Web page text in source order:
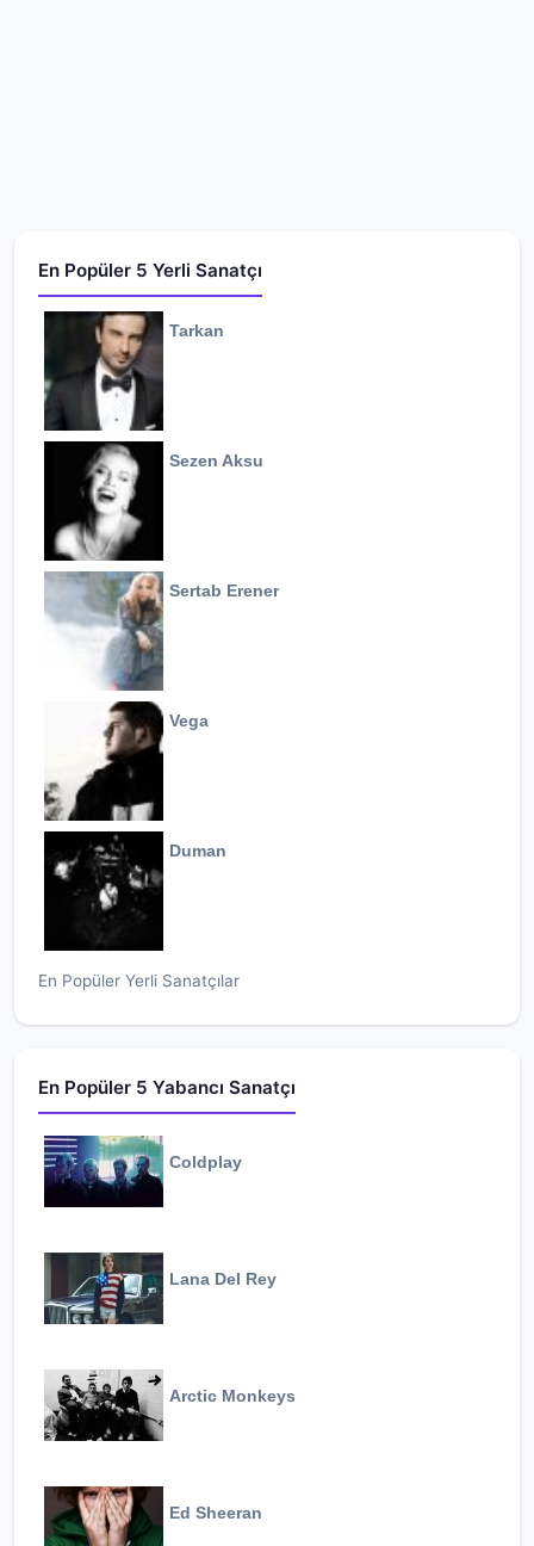
En Popüler 5 Yerli Sanatçı
Tarkan
Sezen Aksu
Sertab Erener
Vega
Duman
En Popüler Yerli Sanatçılar
En Popüler 5 Yabancı Sanatçı
Coldplay
Lana Del Rey
Arctic Monkeys
Ed Sheeran